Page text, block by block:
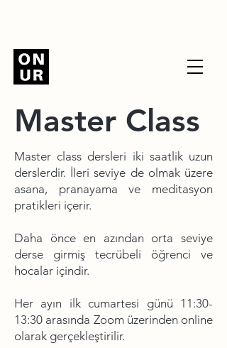
Master Class
Master class dersleri iki saatlik uzun
derslerdir. İleri seviye de olmak üzere
asana, pranayama ve meditasyon
pratikleri içerir.
Daha önce en azından orta seviye
derse girmiş tecrübeli öğrenci ve
hocalar içindir.
Her ayın ilk cumartesi günü 11:30-
13:30 arasında Zoom üzerinden online
olarak gerçekleştirilir.